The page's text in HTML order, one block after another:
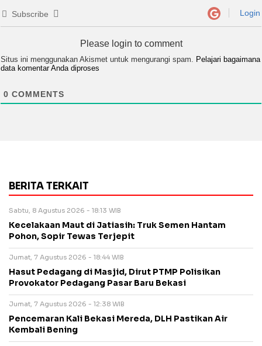
Subscribe Login
Please login to comment
Situs ini menggunakan Akismet untuk mengurangi spam. Pelajari bagaimana
data komentar Anda diproses
0 COMMENTS
BERITA TERKAIT
Sabtu, 8 Agustus 2026 - 18:13 WIB
Kecelakaan Maut di Jatiasih: Truk Semen Hantam
Pohon, Sopir Tewas Terjepit
Jumat, 7 Agustus 2026 - 18:44 WIB
Hasut Pedagang di Masjid, Dirut PTMP Polisikan
Provokator Pedagang Pasar Baru Bekasi
Jumat, 7 Agustus 2026 - 12:38 WIB
Pencemaran Kali Bekasi Mereda, DLH Pastikan Air
Kembali Bening